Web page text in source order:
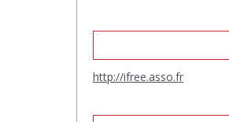
http://ifree.asso.fr